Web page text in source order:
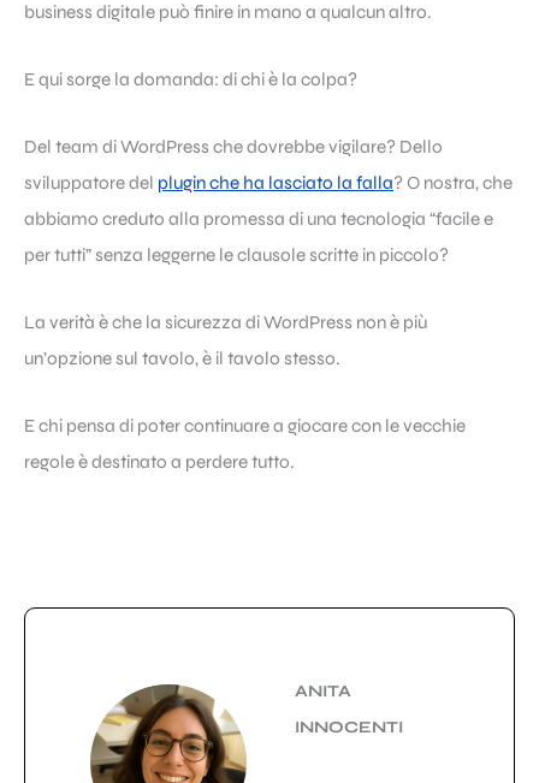
business digitale può finire in mano a qualcun altro.
E qui sorge la domanda: di chi è la colpa?
Del team di WordPress che dovrebbe vigilare? Dello
sviluppatore del plugin che ha lasciato la falla? O nostra, che
abbiamo creduto alla promessa di una tecnologia “facile e
per tutti” senza leggerne le clausole scritte in piccolo?
La verità è che la sicurezza di WordPress non è più
un’opzione sul tavolo, è il tavolo stesso.
E chi pensa di poter continuare a giocare con le vecchie
regole è destinato a perdere tutto.
ANITA
INNOCENTI